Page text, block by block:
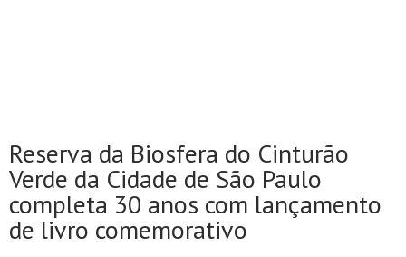
Reserva da Biosfera do Cinturão
Verde da Cidade de São Paulo
completa 30 anos com lançamento
de livro comemorativo